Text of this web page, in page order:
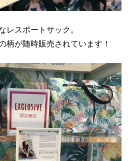
レスポートサック。
柄が随時販売されています！